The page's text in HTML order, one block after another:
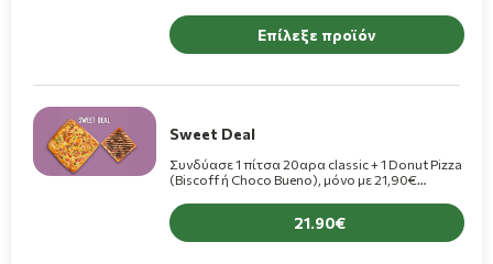
Strip n Dipαρίσματα με επιπλέον +1,90€!
(+1,10€ για πίτσες Premium)
Επίλεξε προϊόν
Sweet Deal
Συνδύασε 1 πίτσα 20αρα classic + 1 Donut Pizza
(Biscoff ή Choco Bueno), μόνο με 21,90€
21.90